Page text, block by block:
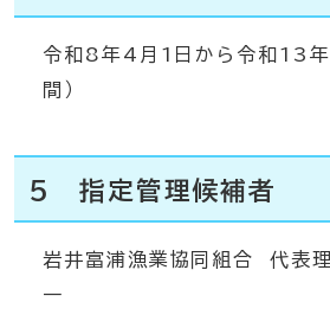
令和8年4月1日から令和13
間）
5 指定管理候補者
岩井富浦漁業協同組合 代表
一